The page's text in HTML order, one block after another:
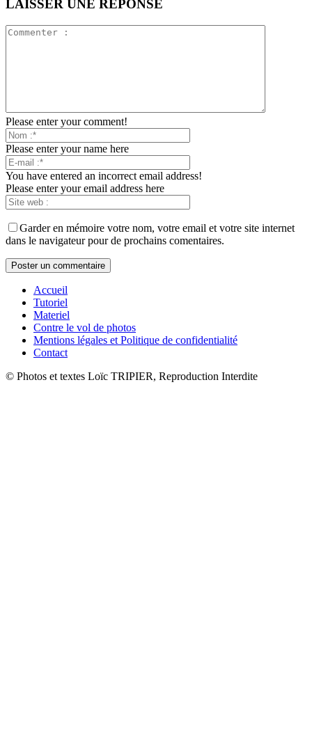
LAISSER UNE RÉPONSE
Please enter your comment!
Please enter your name here
You have entered an incorrect email address!
Please enter your email address here
Garder en mémoire votre nom, votre email et votre site internet
dans le navigateur pour de prochains comentaires.
Accueil
Tutoriel
Materiel
Contre le vol de photos
Mentions légales et Politique de confidentialité
Contact
© Photos et textes Loïc TRIPIER, Reproduction Interdite